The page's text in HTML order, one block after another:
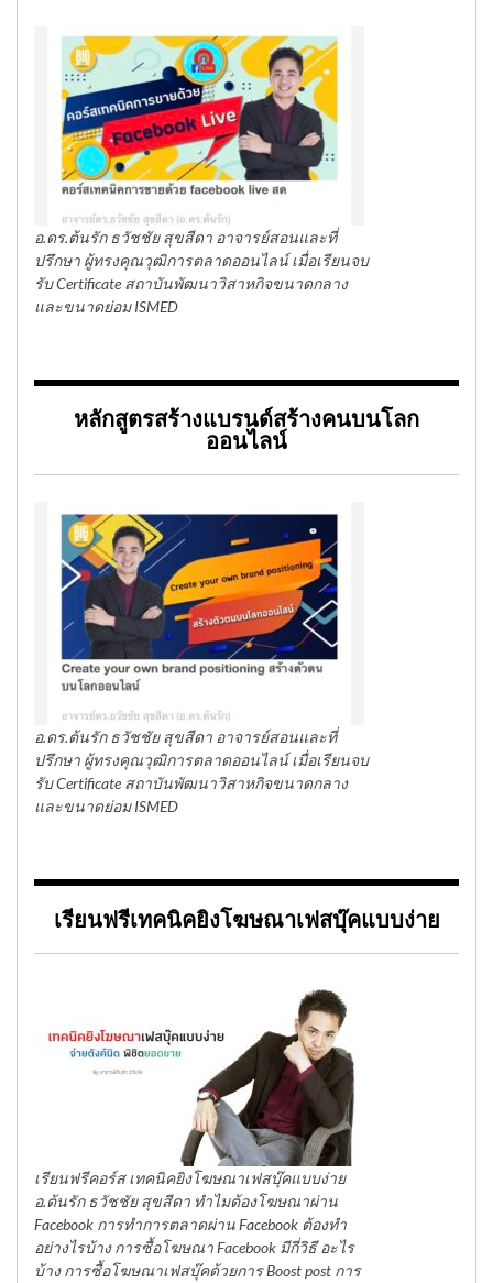
อ.ดร.ต้นรัก ธวัชชัย สุขสีดา อาจารย์สอนและที่
ปรึกษา ผู้ทรงคุณวุฒิการตลาดออนไลน์ เมื่อเรียนจบ
รับ Certificate สถาบันพัฒนาวิสาหกิจขนาดกลาง
และขนาดย่อม ISMED
หลักสูตรสร้างแบรนด์สร้างคนบนโลก
ออนไลน์
อ.ดร.ต้นรัก ธวัชชัย สุขสีดา อาจารย์สอนและที่
ปรึกษา ผู้ทรงคุณวุฒิการตลาดออนไลน์ เมื่อเรียนจบ
รับ Certificate สถาบันพัฒนาวิสาหกิจขนาดกลาง
และขนาดย่อม ISMED
เรียนฟรีเทคนิคยิงโฆษณาเฟสบุ๊คแบบง่าย
เรียนฟรีคอร์ส เทคนิคยิงโฆษณาเฟสบุ๊คแบบง่าย
อ.ต้นรัก ธวัชชัย สุขสีดา ทำไมต้องโฆษณาผ่าน
Facebook การทำการตลาดผ่าน Facebook ต้องทำ
อย่างไรบ้าง การซื้อโฆษณา Facebook มีกี่วิธี อะไร
บ้าง การซื้อโฆษณาเฟสบุ๊คด้วยการ Boost post การ